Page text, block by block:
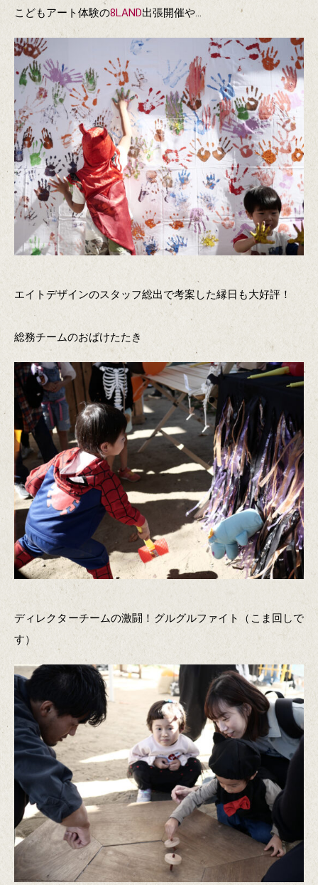
こどもアート体験の8LAND出張開催や…
エイトデザインのスタッフ総出で考案した縁日も大好評！
総務チームのおばけたたき
ディレクターチームの激闘！グルグルファイト（こま回しで
す）